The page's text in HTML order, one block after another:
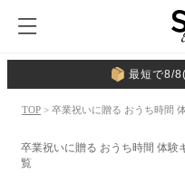
最短で8/
TOP > 卒業祝いに贈る おうち時間
卒業祝いに贈る おうち時間 体験
覧